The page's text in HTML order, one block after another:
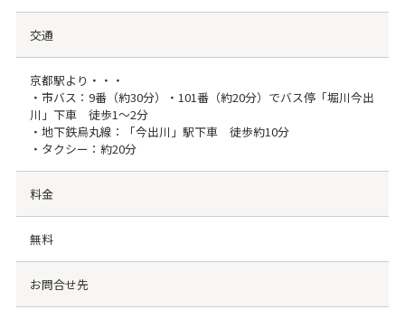
交通
京都駅より・・・
・市バス：9番（約30分）・101番（約20分）でバス停「堀川今出
川」下車 徒歩1～2分
・地下鉄烏丸線：「今出川」駅下車 徒歩約10分
・タクシー：約20分
料金
無料
お問合せ先